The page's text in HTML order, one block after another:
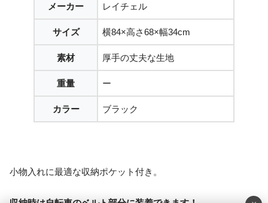
メーカー レイチェル
サイズ 横84×高さ68×幅34cm
素材 厚手の丈夫な生地
重量 ー
カラー ブラック
小物入れに最適な収納ポケット付き。